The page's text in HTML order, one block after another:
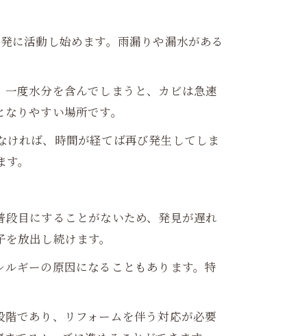
に活動し始めます。雨漏りや漏水がある
度水分を含んでしまうと、カビは急速
りやすい場所です。
れば、時間が経てば再び発生してしま
。
目にすることがないため、発見が遅れ
放出し続けます。
ギーの原因になることもあります。特
であり、リフォームを伴う対応が必要